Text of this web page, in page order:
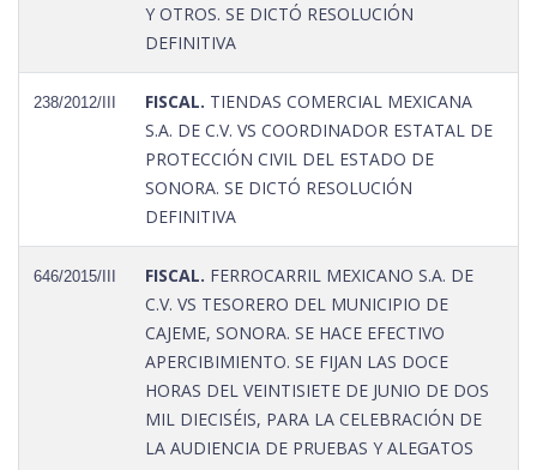
Y OTROS. SE DICTÓ RESOLUCIÓN
DEFINITIVA
238/2012/III FISCAL. TIENDAS COMERCIAL MEXICANA
S.A. DE C.V. VS COORDINADOR ESTATAL DE
PROTECCIÓN CIVIL DEL ESTADO DE
SONORA. SE DICTÓ RESOLUCIÓN
DEFINITIVA
646/2015/III FISCAL. FERROCARRIL MEXICANO S.A. DE
C.V. VS TESORERO DEL MUNICIPIO DE
CAJEME, SONORA. SE HACE EFECTIVO
APERCIBIMIENTO. SE FIJAN LAS DOCE
HORAS DEL VEINTISIETE DE JUNIO DE DOS
MIL DIECISÉIS, PARA LA CELEBRACIÓN DE
LA AUDIENCIA DE PRUEBAS Y ALEGATOS